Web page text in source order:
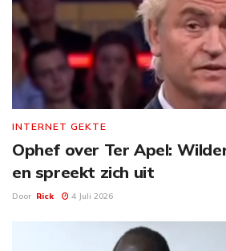
INTERNET GEKTE
Ophef over Ter Apel:
en spreekt zich uit
Door Rick 4 Juli 2026